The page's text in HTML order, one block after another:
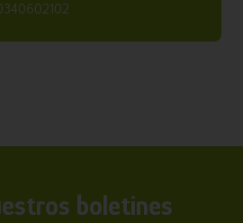
boletines